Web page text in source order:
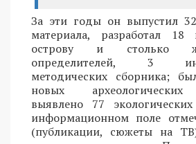
За эти годы он выпустил
материала, разработал
острову и столько
определителей, 3
методических сборника;
новых
выявлено 77
информационном поле
(публикации, сюжеты на